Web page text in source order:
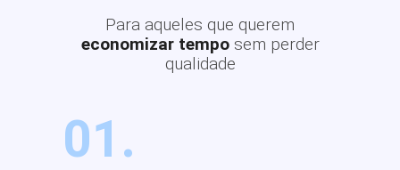
Para aqueles que querem
economizar tempo sem perder
qualidade
01.